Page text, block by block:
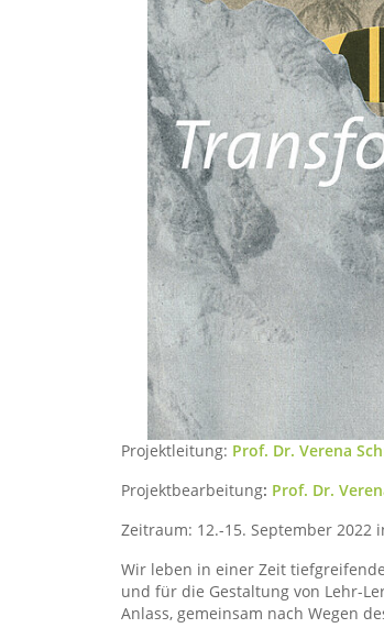
Projektleitung: Prof. Dr. Verena
Projektbearbeitung: Prof. Dr.
Zeitraum: 12.-15. September 2022
Wir leben in einer Zeit
und für die Gestaltung von Lehr-
Anlass, gemeinsam nach Wegen